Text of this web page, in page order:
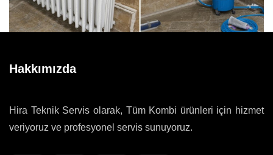
Hakkımızda
Hira Teknik Servis olarak, Tüm Kombi ürünleri için hizmet
veriyoruz ve profesyonel servis sunuyoruz.